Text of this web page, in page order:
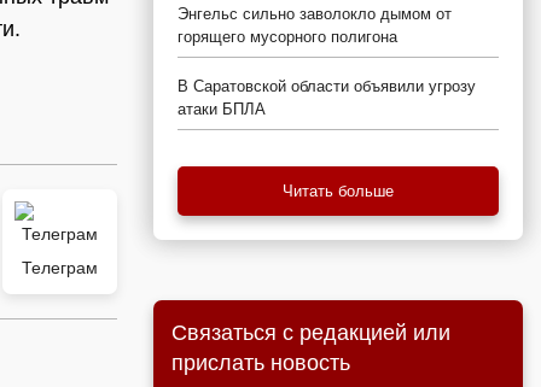
Телеграм
Энгельс сильно заволокло дымом от
горящего мусорного полигона
В Саратовской области объявили угрозу
атаки БПЛА
Читать больше
Связаться с редакцией или
прислать новость